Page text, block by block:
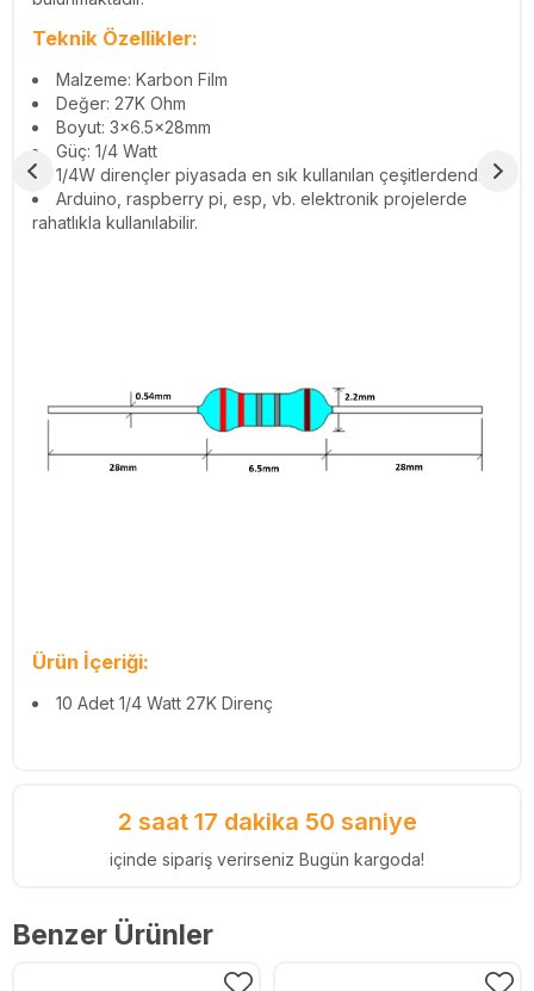
Teknik Özellikler:
Malzeme: Karbon Film
Değer: 27K Ohm
Boyut: 3x6.5x28mm
Güç: 1/4 Watt
1/4W dirençler piyasada en sık kullanılan çeşitlerdendir.
Arduino, raspberry pi, esp, vb. elektronik projelerde
rahatlıkla kullanılabilir.
Ürün İçeriği:
10 Adet 1/4 Watt 27K Direnç
2 saat 17 dakika 49 saniye
içinde sipariş verirseniz Bugün kargoda!
Benzer Ürünler